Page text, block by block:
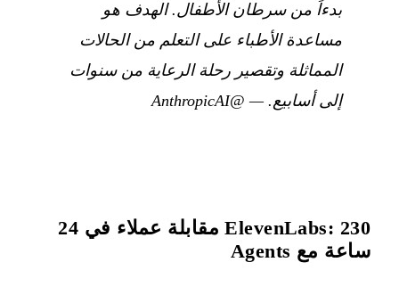
بدءاً من سرطان الأطفال. الهدف هو
مساعدة الأطباء على التعلم من الحالات
المماثلة وتقصير رحلة الرعاية من سنوات
إلى أسابيع. —
@AnthropicAI
ElevenLabs: 230 مقابلة عملاء في 24
ساعة مع Agents